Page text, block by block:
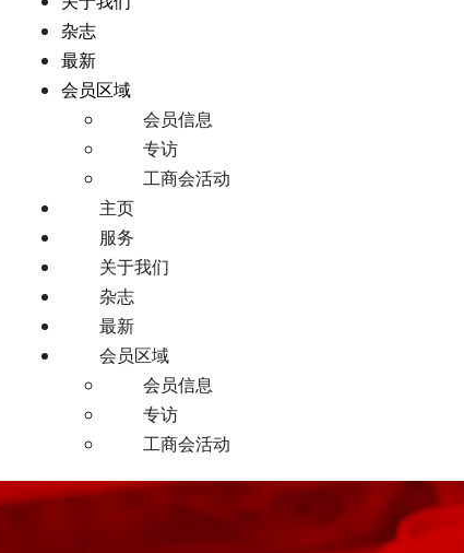
杂志
最新
会员区域
会员信息
专访
工商会活动
主页
服务
关于我们
杂志
最新
会员区域
会员信息
专访
工商会活动